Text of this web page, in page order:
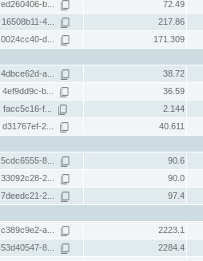
ed260406-b... 72.49
16508b11-4... 217.86
0024cc40-d... 171.309
4dbce62d-a... 38.72
4ef9dd9c-b... 36.59
facc5c16-f... 2.144
d31767ef-2... 40.611
5cdc6555-8... 90.6
33092c28-2... 90.0
7deedc21-2... 97.4
c389c9e2-a... 2223.1
53d40547-8... 2284.4